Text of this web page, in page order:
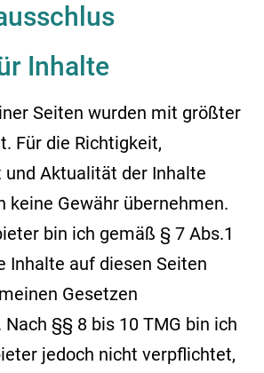
Inhalte
Seiten wurden mit größter
Für die Richtigkeit,
Aktualität der Inhalte
keine Gewähr übernehmen.
bin ich gemäß § 7 Abs.1
Inhalte auf diesen Seiten
Gesetzen
§§ 8 bis 10 TMG bin ich
jedoch nicht verpflichtet,